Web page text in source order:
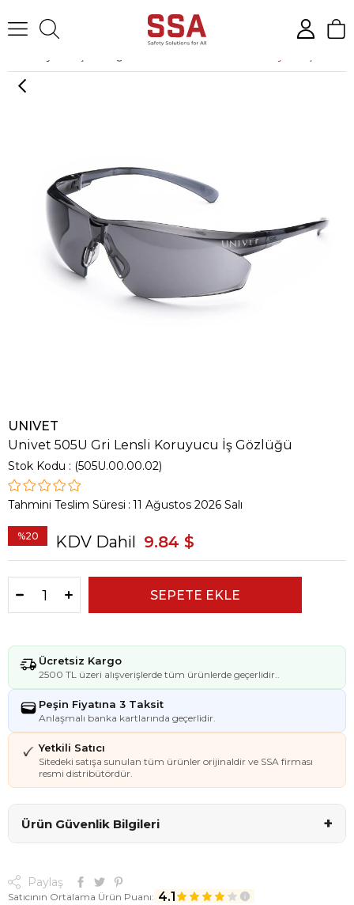
UNIVET
Univet 505U Gri Lensli Koruyucu İş Gözlüğü
Stok Kodu (505U.00.00.02)
Tahmini Teslim Süresi : 11 Ağustos 2026 Salı
%20
KDV Dahil 9.84 $
Ücretsiz Kargo
2500 TL üzeri alışverişlerde tüm ürünlerde geçerlidir..
Peşin Fiyatına 3 Taksit
Anlaşmalı banka kartlarında geçerlidir.
Yetkili Satıcı
Sitedeki satışa sunulan tüm ürünler orijinaldir ve SSA firması
resmi distribütördür.
Ürün Güvenlik Bilgileri +
Paylaş
Satıcının Ortalama Ürün Puanı: 4.1